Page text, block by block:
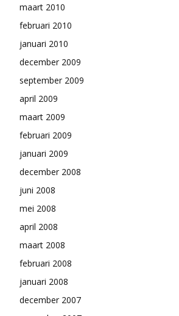
maart 2010
februari 2010
januari 2010
december 2009
september 2009
april 2009
maart 2009
februari 2009
januari 2009
december 2008
juni 2008
mei 2008
april 2008
maart 2008
februari 2008
januari 2008
december 2007